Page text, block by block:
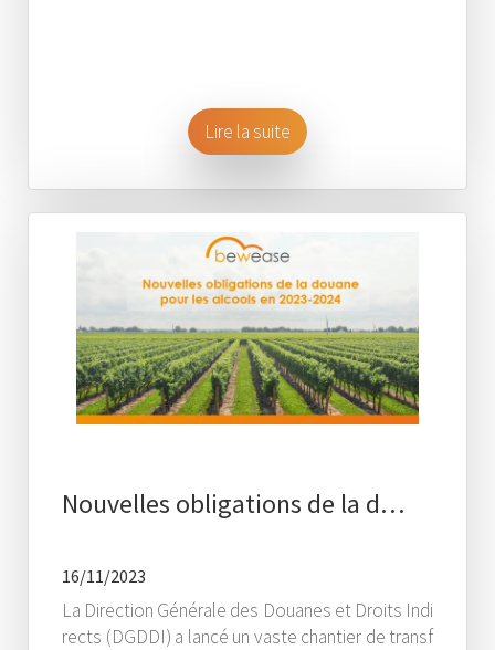
Lire la suite
Nouvelles obligations de la d…
16/11/2023
La Direction Générale des Douanes et Droits Indi
rects (DGDDI) a lancé un vaste chantier de transf